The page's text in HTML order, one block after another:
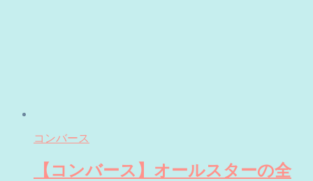
コンバース
【コンバース】オールスターの全